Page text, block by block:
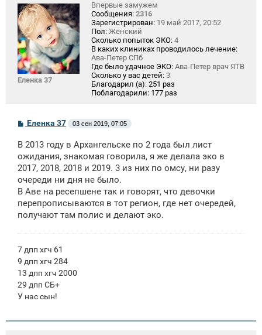
Еленка 37
Впервые замужем
Сообщения: 2316
Зарегистрирован: 19 май 2017, 20:52
Пол: Женский
Сколько попыток ЭКО: 4
В каких клиниках проводилось лечение:
Ава-Петер СПб
Где было удачное ЭКО: Ава-Петер врач ЯТВ
Сколько у вас детей: 3
Благодарил (а): 251 раз
Поблагодарили: 177 раз
С
б
щ
е
н
и
е
Еленка 37 03 сен 2019, 07:05
В 2013 году в Архангельске по 2 года был лист
ожидания, знакомая говорила, я же делала эко в
2017, 2018, 2018 и 2019. 3 из них по омсу, ни разу
очереди ни дня не было.
В Аве на ресепшене так и говорят, что девочки
перепрописываются в тот регион, где нет очередей,
получают там полис и делают эко.
7 дпп хгч 61
9 дпп хгч 284
13 дпп хгч 2000
29 дпп СБ+
У нас сын!